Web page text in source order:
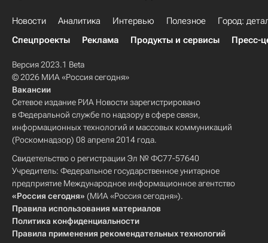
Новости Аналитика Интервью Полезное
Город:
Спецпроекты
Реклама Продукты и сервисы Пресс-
Версия 2023.1 Beta
© 2026 МИА «Россия сегодня»
Вакансии
Сетевое издание РИА Новости зарегистрировано
в Федеральной службе по надзору в сфере связи,
информационных технологий и массовых коммуникаций
(Роскомнадзор) 08 апреля 2014 года.
Свидетельство о регистрации Эл № ФС77-57640
Учредитель: Федеральное государственное унитарное
предприятие Международное информационное агентство
«Россия сегодня» (МИА «Россия сегодня»).
Правила использования материалов
Политика конфиденциальности
Правила применения рекомендательных технологий